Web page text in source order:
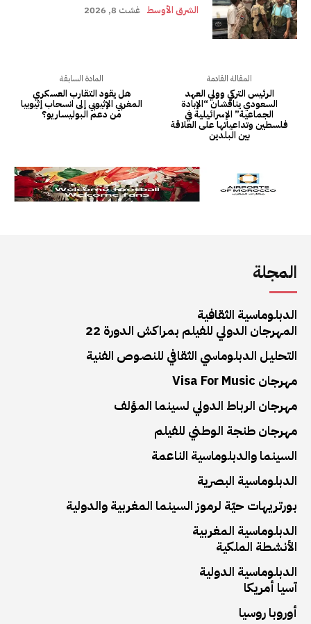
المجلة
الدبلوماسية الثقافية
المهرجان الدولي للفيلم بمراكش الدورة 22
التحليل الدبلوماسي الثقافي للنصوص الفنية
مهرجان Visa For Music
مهرجان الرباط الدولي لسينما المؤلف
مهرجان طنجة الوطني للفيلم
السينما والدبلوماسية الناعمة
الدبلوماسية البصرية
بورتريهات حيّة لرموز السينما المغربية والدولية
الدبلوماسية المغربية
الأنشطة الملكية
الدبلوماسية الدولية
آسيا أمريكا
أوروبا روسيا